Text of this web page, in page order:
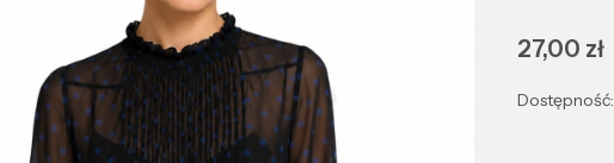
Cena
27,00 zł
Dostępność: